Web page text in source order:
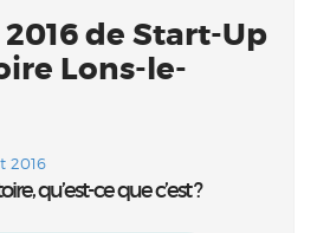
de Start-Up
Lons-le-
2016
qu’est-ce que c’est ?